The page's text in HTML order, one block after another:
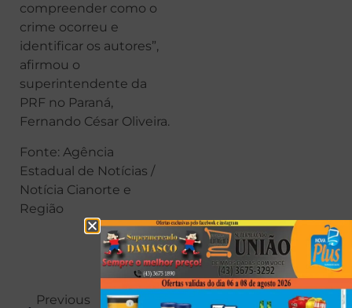
compreender como o
crime ocorreu e
identificar os autores”,
afirmou o
superintendente da
PRF no Paraná,
Fernando César Oliveira.
Fonte: Agência
Estadual de Notícias /
Notícia Cianorte e
Região
Previous Next